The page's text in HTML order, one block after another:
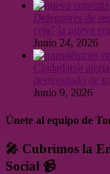
Defensores de
ceja” la nueva
Junio 24, 2026
Ciudadanía
desregulado de
Junio 9, 2026
Únete al equipo de
🎤 Cubrimos la
Social 📹